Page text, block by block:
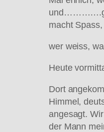
macht
wer weiss,
Heute
Dort
Himmel,
angesagt.
der Mann